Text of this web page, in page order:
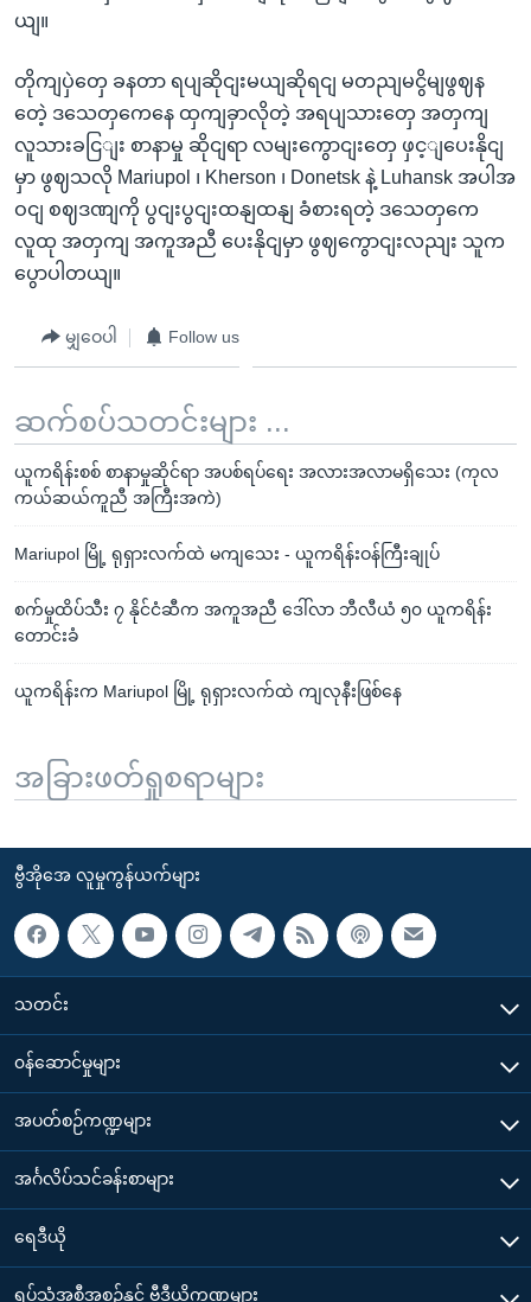
ယျ။
တိုကျပှဲတှေ ခနတာ ရပျဆိုငျးမယျဆိုရငျ မတညျမငွိမျဖွဈန
တေဲ့ ဒသေတှကေနေ ထှကျခှာလိုတဲ့ အရပျသားတှေ အတှကျ
လူသားခငြျး စာနာမှု ဆိုငျရာ လမျးကွောငျးတှေ ဖှင့ျပေးနိုငျ
မှာ ဖွဈသလို Mariupol ၊ Kherson ၊ Donetsk နဲ့ Luhansk အပါအ
ဝငျ စဈဒဏျကို ပွငျးပွငျးထနျထနျ ခံစားရတဲ့ ဒသေတှကေ
လူထု အတှကျ အကူအညီ ပေးနိုငျမှာ ဖွဈကွောငျးလညျး သူက
ပွောပါတယျ။
မျှဝေပါ Follow us
ဆက်စပ်သတင်းများ ...
ယူကရိန်းစစ် စာနာမှုဆိုင်ရာ အပစ်ရပ်ရေး အလားအလာမရှိသေး (ကုလ
ကယ်ဆယ်ကူညီ အကြီးအကဲ)
Mariupol မြို့ ရုရှားလက်ထဲ မကျသေး - ယူကရိန်းဝန်ကြီးချုပ်
စက်မှုထိပ်သီး ၇ နိုင်ငံဆီက အကူအညီ ဒေါ်လာ ဘီလီယံ ၅၀ ယူကရိန်း
တောင်းခံ
ယူကရိန်းက Mariupol မြို့ ရုရှားလက်ထဲ ကျလုနီးဖြစ်နေ
အခြားဖတ်ရှုစရာများ
ဗွီအိုအေ လူမှုကွန်ယက်များ
သတင်း
၀န်ဆောင်မှုများ
အပတ်စဉ်ကဏ္ဍများ
အင်္ဂလိပ်သင်ခန်းစာများ
ရေဒီယို
ရုပ်သံအစီအစဉ်နှင့် ဗွီဒီယိုကဏ္ဍများ